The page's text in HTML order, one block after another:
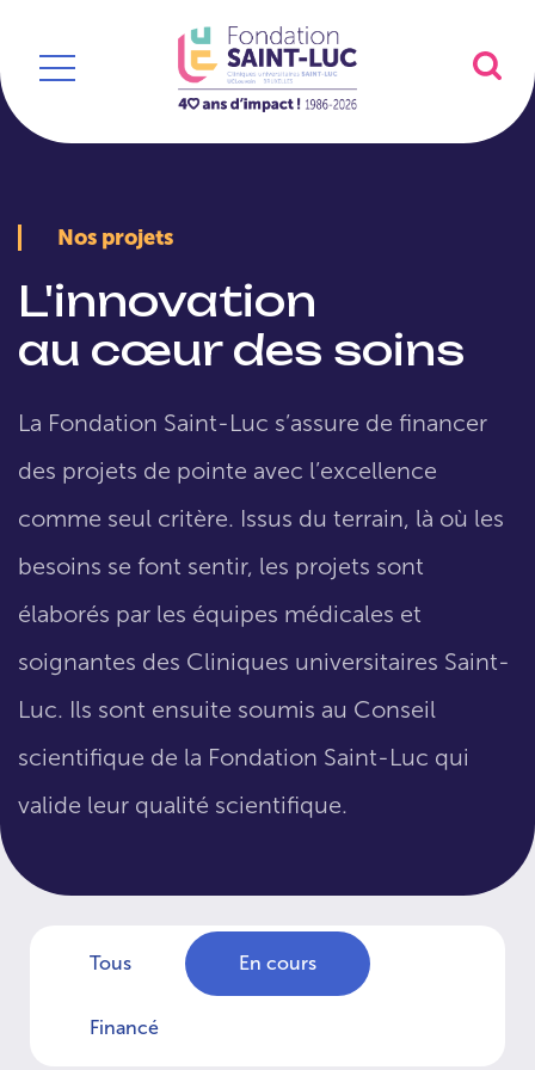
Nos projets
L'innovation
au cœur des soins
La Fondation Saint-Luc s’assure de financer
des projets de pointe avec l’excellence
comme seul critère. Issus du terrain, là où les
besoins se font sentir, les projets sont
élaborés par les équipes médicales et
soignantes des Cliniques universitaires Saint-
Luc. Ils sont ensuite soumis au Conseil
scientifique de la Fondation Saint-Luc qui
valide leur qualité scientifique.
Tous En cours
Financé